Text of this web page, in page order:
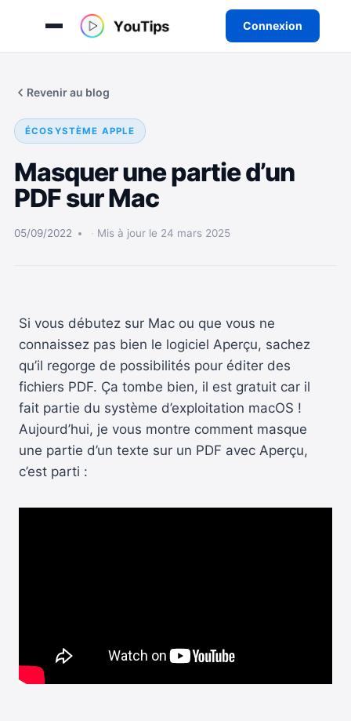
Connexion
Revenir au blog
ÉCOSYSTÈME APPLE
Masquer une partie d’un
PDF sur Mac
05/09/2022 Mis à jour le 24 mars 2025
Si vous débutez sur Mac ou que vous ne
connaissez pas bien le logiciel Aperçu, sachez
qu’il regorge de possibilités pour éditer des
fichiers PDF. Ça tombe bien, il est gratuit car il
fait partie du système d’exploitation macOS !
Aujourd’hui, je vous montre comment masque
une partie d’un texte sur un PDF avec Aperçu,
c’est parti :